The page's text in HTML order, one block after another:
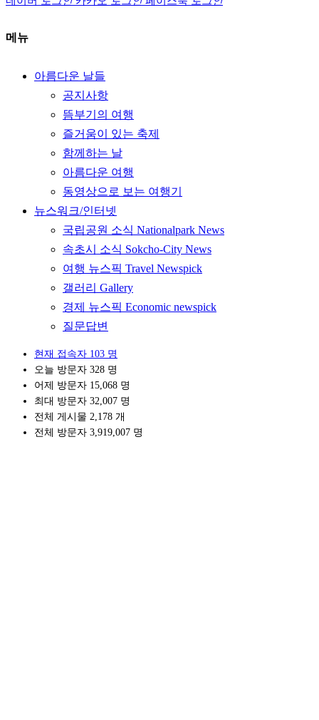
메뉴
아름다운 날들
공지사항
뜸부기의 여행
즐거움이 있는 축제
함께하는 날
아름다운 여행
동영상으로 보는 여행기
뉴스워크/인터넷
국립공원 소식 Nationalpark News
속초시 소식 Sokcho-City News
여행 뉴스픽 Travel Newspick
갤러리 Gallery
경제 뉴스픽 Economic newspick
질문답변
현재 접속자 103 명
오늘 방문자 328 명
어제 방문자 15,068 명
최대 방문자 32,007 명
전체 게시물 2,178 개
전체 방문자 3,919,007 명